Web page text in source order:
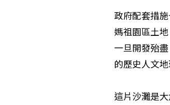
政府配套措
媽祖園區土
一旦開發殆
的歷史人文地
這片沙灘是